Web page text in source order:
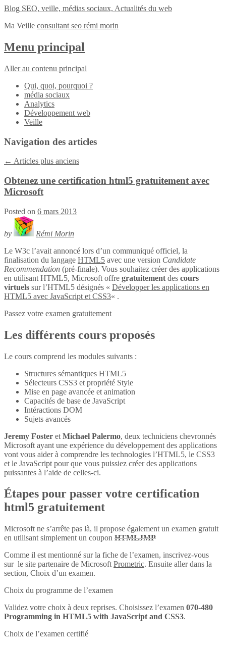
Blog SEO, veille, médias sociaux, Actualités du web
Ma Veille consultant seo rémi morin
Menu principal
Aller au contenu principal
Qui, quoi, pourquoi ?
média sociaux
Analytics
Développement web
Veille
Navigation des articles
← Articles plus anciens
Obtenez une certification html5 gratuitement avec
Microsoft
Posted on 6 mars 2013
by
Rémi Morin
Le W3c l’avait annoncé lors d’un communiqué officiel, la
finalisation du langage HTML5 avec une version Candidate
Recommendation (pré-finale). Vous souhaitez créer des applications
en utilisant HTML5, Microsoft offre gratuitement des cours
virtuels sur l’HTML5 désignés « Développer les applications en
HTML5 avec JavaScript et CSS3« .
Passez votre examen gratuitement
Les différents cours proposés
Le cours comprend les modules suivants :
Structures sémantiques HTML5
Sélecteurs CSS3 et propriété Style
Mise en page avancée et animation
Capacités de base de JavaScript
Intéractions DOM
Sujets avancés
Jeremy Foster et Michael Palermo, deux techniciens chevronnés
Microsoft ayant une expérience du développement des applications
vont vous aider à comprendre les technologies l’HTML5, le CSS3
et le JavaScript pour que vous puissiez créer des applications
puissantes à l’aide de celles-ci.
Étapes pour passer votre certification
html5 gratuitement
Microsoft ne s’arrête pas là, il propose également un examen gratuit
en utilisant simplement un coupon HTMLJMP
Comme il est mentionné sur la fiche de l’examen, inscrivez-vous
sur le site partenaire de Microsoft Prometric. Ensuite aller dans la
section, Choix d’un examen.
Choix du programme de l’examen
Validez votre choix à deux reprises. Choisissez l’examen 070-480
Programming in HTML5 with JavaScript and CSS3.
Choix de l’examen certifié